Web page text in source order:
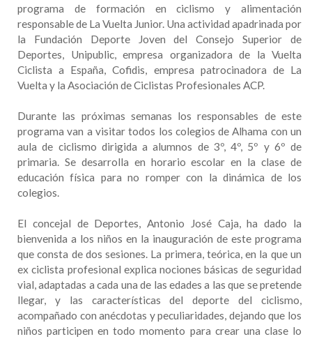
programa de formación en ciclismo y alimentación
responsable de La Vuelta Junior. Una actividad apadrinada por
la Fundación Deporte Joven del Consejo Superior de
Deportes, Unipublic, empresa organizadora de la Vuelta
Ciclista a España, Cofidis, empresa patrocinadora de La
Vuelta y la Asociación de Ciclistas Profesionales ACP.
Durante las próximas semanas los responsables de este
programa van a visitar todos los colegios de Alhama con un
aula de ciclismo dirigida a alumnos de 3º, 4º, 5º y 6º de
primaria. Se desarrolla en horario escolar en la clase de
educación física para no romper con la dinámica de los
colegios.
El concejal de Deportes, Antonio José Caja, ha dado la
bienvenida a los niños en la inauguración de este programa
que consta de dos sesiones. La primera, teórica, en la que un
ex ciclista profesional explica nociones básicas de seguridad
vial, adaptadas a cada una de las edades a las que se pretende
llegar, y las características del deporte del ciclismo,
acompañado con anécdotas y peculiaridades, dejando que los
niños participen en todo momento para crear una clase lo